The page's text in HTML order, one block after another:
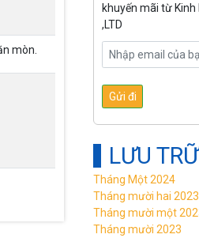
mòn.
khuyến mãi từ
,LTD
LƯU TRỮ
Tháng Một 2024
Tháng mười hai 2023
Tháng mười một
Tháng mười 2023